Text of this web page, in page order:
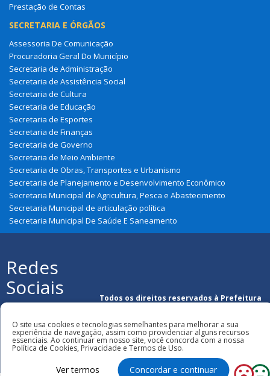
Prestação de Contas
SECRETARIA E ÓRGÃOS
Assessoria De Comunicação
Procuradoria Geral Do Município
Secretaria de Administração
Secretaria de Assistência Social
Secretaria de Cultura
Secretaria de Educação
Secretaria de Esportes
Secretaria de Finanças
Secretaria de Governo
Secretaria de Meio Ambiente
Secretaria de Obras, Transportes e Urbanismo
Secretaria de Planejamento e Desenvolvimento Econômico
Secretaria Municipal de Agricultura, Pesca e Abastecimento
Secretaria Municipal de articulação política
Secretaria Municipal De Saúde E Saneamento
Redes
Sociais
Todos os direitos reservados à Prefeitura
O site usa cookies e tecnologias semelhantes para melhorar a sua
experiência de navegação, assim como providenciar alguns recursos
essenciais. Ao continuar em nosso site, você concorda com a nossa
Política de Cookies, Privacidade e Termos de Uso.
Ver termos Concordar e continuar